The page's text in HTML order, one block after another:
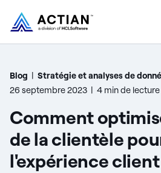
Produits
Clients
Entreprise
Blog | Stratégie et analyses de
26 septembre 2023 | 4 min de lecture
Comment
de la clientèle
l'expérience client